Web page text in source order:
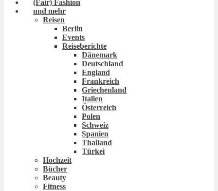
(Fair) Fashion
und mehr
Reisen
Berlin
Events
Reiseberichte
Dänemark
Deutschland
England
Frankreich
Griechenland
Italien
Österreich
Polen
Schweiz
Spanien
Thailand
Türkei
Hochzeit
Bücher
Beauty
Fitness